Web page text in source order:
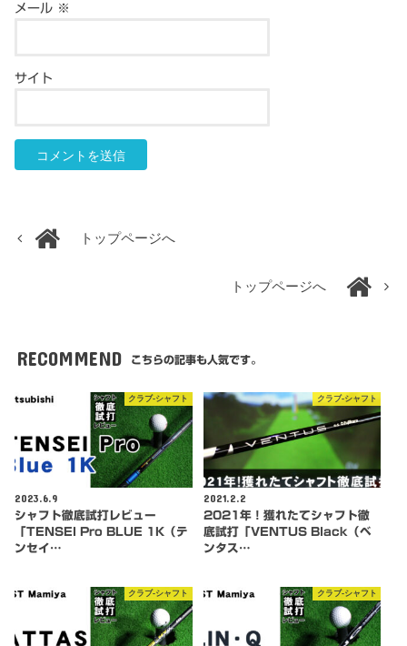
メール ※
サイト
トップページへ
トップページへ
RECOMMEND こちらの記事も人気です。
クラブ-シャフト
2023.6.9
シャフト徹底試打レビュー
「TENSEI Pro BLUE 1K（テ
ンセイ…
クラブ-シャフト
2021.2.2
2021年！獲れたてシャフト徹
底試打「VENTUS Black（ベ
ンタス…
クラブ-シャフト クラブ-シャフト